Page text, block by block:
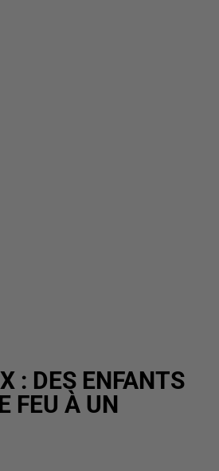
: DES ENFANTS
FEU À UN